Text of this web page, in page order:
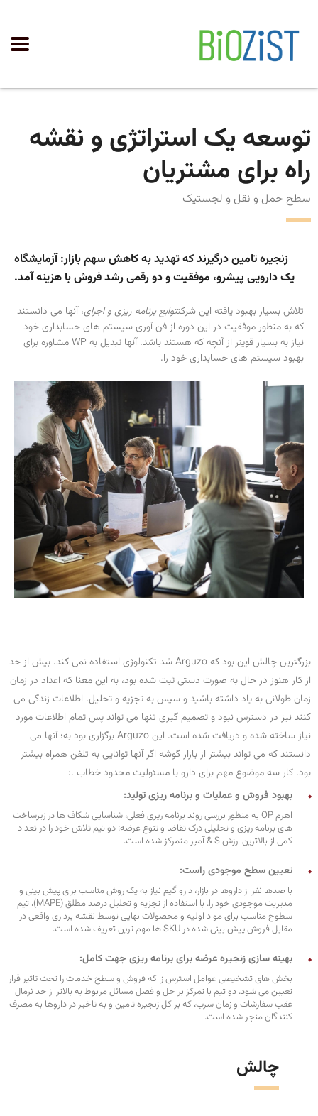
توسعه یک استراتژی و نقشه
راه برای مشتریان
سطح حمل و نقل و لجستیک
زنجیره تامین درگیرند که تهدید به کاهش سهم بازار: آزمایشگاه
یک دارویی پیشرو، موفقیت و دو رقمی رشد فروش با هزینه آمد.
تلاش بسیار بهبود یافته این شرکتتوابع برنامه ریزی و اجرای، آنها می دانستند
که به منظور موفقیت در این دوره از فن آوری سیستم های حسابداری خود
نیاز به بسیار قویتر از آنچه که هستند باشد. آنها تبدیل به WP مشاوره برای
بهبود سیستم های حسابداری خود را.
بزرگترین چالش این بود که Arguzo شد تکنولوژی استفاده نمی کند. بیش از حد
از کار هنوز در حال به صورت دستی ثبت شده بود، به این معنا که اعداد در زمان
زمان طولانی به یاد داشته باشید و سپس به تجزیه و تحلیل. اطلاعات زندگی می
کنند نیز در دسترس نبود و تصمیم گیری تنها می تواند پس تمام اطلاعات مورد
نیاز ساخته شده و دریافت شده است. این Arguzo برگزاری بود به؛ آنها می
دانستند که می تواند بیشتر از بازار گوشه اگر آنها توانایی به تلفن همراه بیشتر
بود. کار سه موضوع مهم برای دارو با مسئولیت محدود خطاب .:
بهبود فروش و عملیات و برنامه ریزی تولید:
اهرم OP به منظور بررسی روند برنامه ریزی فعلی، شناسایی شکاف ها در زیرساخت
های برنامه ریزی و تحلیلی درک تقاضا و تنوع عرضه؛ دو تیم تلاش خود را در تعداد
کمی از بالاترین ارزش S & آمپر متمرکز شده است.
تعیین سطح موجودی راست:
با صدها نفر از داروها در بازار، دارو گیم نیاز به یک روش مناسب برای پیش بینی و
مدیریت موجودی خود را. با استفاده از تجزیه و تحلیل درصد مطلق (MAPE)، تیم
سطوح مناسب برای مواد اولیه و محصولات نهایی توسط نقشه برداری واقعی در
مقابل فروش پیش بینی شده در SKU ها مهم ترین تعریف شده است.
بهینه سازی زنجیره عرضه برای برنامه ریزی جهت کامل:
بخش های تشخیصی عوامل استرس زا که فروش و سطح خدمات را تحت تاثیر قرار
تعیین می شود. دو تیم با تمرکز بر حل و فصل مسائل مربوط به بالاتر از حد نرمال
عقب سفارشات و زمان سرب، که بر کل زنجیره تامین و به تاخیر در داروها به مصرف
کنندگان منجر شده است.
چالش